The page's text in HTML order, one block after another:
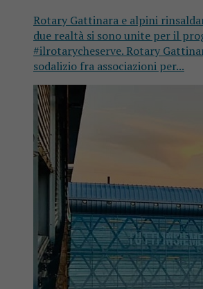
Rotary Gattinara e alpini
due realtà si sono unite per il
#ilrotarycheserve. Rotary
sodalizio fra associazioni per...